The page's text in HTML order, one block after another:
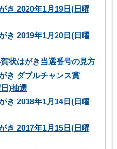
き 2020年1月19日(日曜
き 2019年1月20日(日曜
状はがき当選番号の見方
き ダブルチャンス賞
)抽選
き 2018年1月14日(日曜
き 2017年1月15日(日曜